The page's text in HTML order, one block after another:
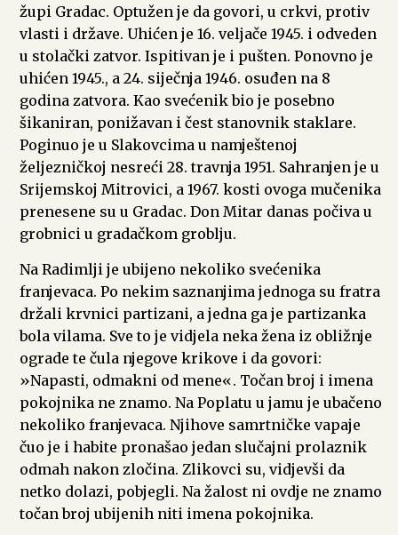
župi Gradac. Optužen je da govori, u crkvi, protiv
vlasti i države. Uhićen je 16. veljače 1945. i odveden
u stolački zatvor. Ispitivan je i pušten. Ponovno je
uhićen 1945., a 24. siječnja 1946. osuđen na 8
godina zatvora. Kao svećenik bio je posebno
šikaniran, ponižavan i čest stanovnik staklare.
Poginuo je u Slakovcima u namještenoj
željezničkoj nesreći 28. travnja 1951. Sahranjen je u
Srijemskoj Mitrovici, a 1967. kosti ovoga mučenika
prenesene su u Gradac. Don Mitar danas počiva u
grobnici u gradačkom groblju.
Na Radimlji je ubijeno nekoliko svećenika
franjevaca. Po nekim saznanjima jednoga su fratra
držali krvnici partizani, a jedna ga je partizanka
bola vilama. Sve to je vidjela neka žena iz obližnje
ograde te čula njegove krikove i da govori:
»Napasti, odmakni od mene«. Točan broj i imena
pokojnika ne znamo. Na Poplatu u jamu je ubačeno
nekoliko franjevaca. Njihove samrtničke vapaje
čuo je i habite pronašao jedan slučajni prolaznik
odmah nakon zločina. Zlikovci su, vidjevši da
netko dolazi, pobjegli. Na žalost ni ovdje ne znamo
točan broj ubijenih niti imena pokojnika.